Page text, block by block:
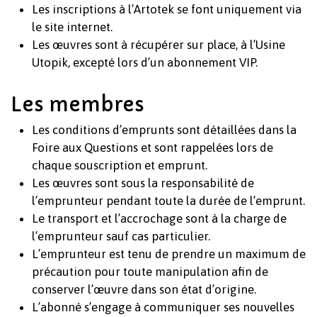
Les inscriptions à l’Artotek se font uniquement via
le site internet.
Les œuvres sont à récupérer sur place, à l’Usine
Utopik, excepté lors d’un abonnement VIP.
Les membres
Les conditions d’emprunts sont détaillées dans la
Foire aux Questions et sont rappelées lors de
chaque souscription et emprunt.
Les œuvres sont sous la responsabilité de
l’emprunteur pendant toute la durée de l’emprunt.
Le transport et l’accrochage sont à la charge de
l’emprunteur sauf cas particulier.
L’emprunteur est tenu de prendre un maximum de
précaution pour toute manipulation afin de
conserver l’œuvre dans son état d’origine.
L’abonné s’engage à communiquer ses nouvelles